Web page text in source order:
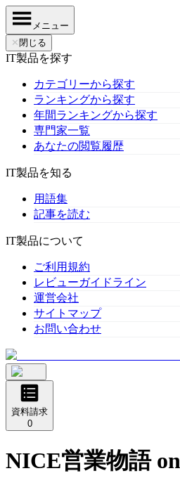
メニュー
✕ 閉じる
IT製品を探す
カテゴリーから探す
ランキングから探す
年間ランキングから探す
専門家一覧
あなたの閲覧履歴
IT製品を知る
用語集
記事を読む
IT製品について
ご利用規約
レビューガイドライン
運営会社
サイトマップ
お問い合わせ
資料請求
0
NICE営業物語